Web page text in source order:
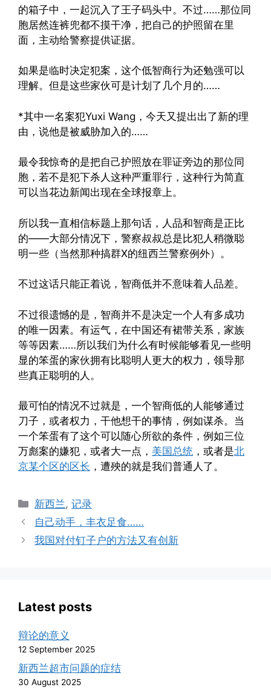
的箱子中，一起沉入了王子码头中。不过……那位同
胞居然连裤兜都不摸干净，把自己的护照留在里
面，主动给警察提供证据。
如果是临时决定犯案，这个低智商行为还勉强可以
理解。但是这些家伙可是计划了几个月的……
*其中一名案犯Yuxi Wang，今天又提出出了新的理
由，说他是被威胁加入的……
最令我惊奇的是把自己护照放在罪证旁边的那位同
胞，若不是犯下杀人这种严重罪行，这种行为简直
可以当花边新闻出现在全球报章上。
所以我一直相信标题上那句话，人品和智商是正比
的——大部分情况下，警察叔叔总是比犯人稍微聪
明一些（当然那种搞群X的纽西兰警察例外）。
不过这话只能正着说，智商低并不意味着人品差。
不过很遗憾的是，智商并不是决定一个人有多成功
的唯一因素。有运气，在中国还有裙带关系，家族
等等因素……所以我们为什么有时候能够看见一些明
显的笨蛋的家伙拥有比聪明人更大的权力，领导那
些真正聪明的人。
最可怕的情况不过就是，一个智商低的人能够通过
刀子，或者权力，干他想干的事情，例如谋杀。当
一个笨蛋有了这个可以随心所欲的条件，例如三位
万彪案的嫌犯，或者大一点， 美国总统 ，或者是北
京某个区的区长 ，遭殃的就是我们普通人了。
Categories
新西兰,记录
自己动手，丰衣足食……
我国对付钉子户的方法又有创新
Latest posts
辩论的意义
12 September 2025
新西兰超市问题的症结
30 August 2025